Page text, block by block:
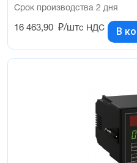
Срок производства 2 дня
16 463,90 ₽/штс НДС В